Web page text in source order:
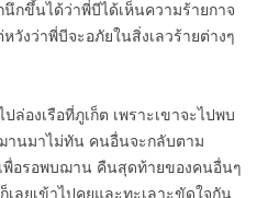
กขึ้นได้ว่าพี่บีได้เห็นความร้ายกาจ
วังว่าพี่บีจะอภัยในสิ่งเลวร้ายต่างๆ
องเรือที่ภูเก็ต เพราะเขาจะไปพบ
านมาไม่ทัน คนอื่นจะกลับตาม
พื่อรอพบฌาน คืนสุดท้ายของคนอื่นๆ
เลยเข้าไปคุยและทะเลาะขัดใจกัน